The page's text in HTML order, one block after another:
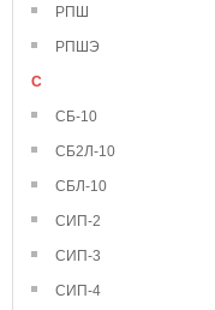
РПШ
РПШЭ
С
СБ-10
СБ2Л-10
СБЛ-10
СИП-2
СИП-3
СИП-4